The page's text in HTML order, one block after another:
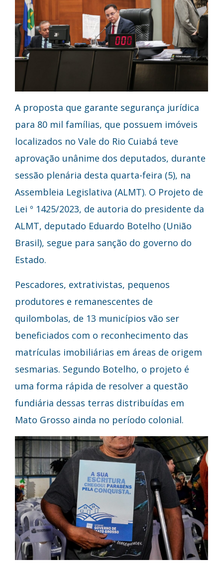
A proposta que garante segurança jurídica
para 80 mil famílias, que possuem imóveis
localizados no Vale do Rio Cuiabá teve
aprovação unânime dos deputados, durante
sessão plenária desta quarta-feira (5), na
Assembleia Legislativa (ALMT). O Projeto de
Lei º 1425/2023, de autoria do presidente da
ALMT, deputado Eduardo Botelho (União
Brasil), segue para sanção do governo do
Estado.
Pescadores, extrativistas, pequenos
produtores e remanescentes de
quilombolas, de 13 municípios vão ser
beneficiados com o reconhecimento das
matrículas imobiliárias em áreas de origem
sesmarias. Segundo Botelho, o projeto é
uma forma rápida de resolver a questão
fundiária dessas terras distribuídas em
Mato Grosso ainda no período colonial.